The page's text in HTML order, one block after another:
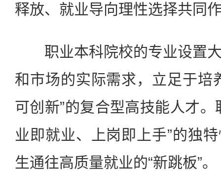
释放、就业导向理性选择共同
职业本科院校的专业设置大
和市场的实际需求，立足于培
可创新”的复合型高技能人才。
业即就业、上岗即上手”的独
生通往高质量就业的“新跳板”。